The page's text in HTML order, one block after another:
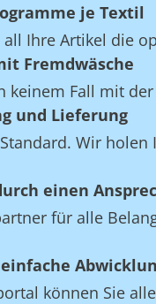
je Textil
Ihre Artikel die
Fremdwäsche
keinem Fall mit
und Lieferung
Wir
einen
für alle
können Sie